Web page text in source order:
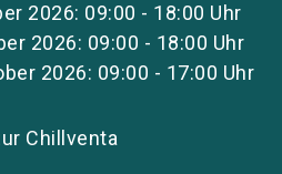
2026: 09:00 - 18:00 Uhr
2026: 09:00 - 18:00 Uhr
2026: 09:00 - 17:00 Uhr
Chillventa